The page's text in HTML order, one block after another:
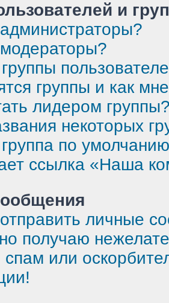
и
группы и как
лидером
некоторых
по
ссылка «Наша
личные
получаю
или